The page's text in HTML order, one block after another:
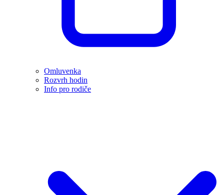
Omluvenka
Rozvrh hodin
Info pro rodiče